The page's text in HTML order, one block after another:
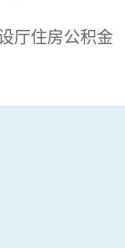
厅住房公积金